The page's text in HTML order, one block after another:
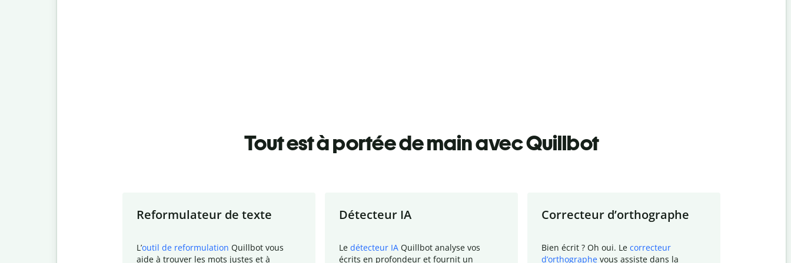
Tout est à portée de main avec Quillbot
Reformulateur de texte
L ’outil de reformulation Quillbot vous
aide à trouver les mots justes et à
Détecteur IA
Le détecteur IA Quillbot analyse vos
écrits en profondeur et fournit un
Correcteur d’orthographe
Bien écrit ? Oh oui. Le correcteur
d’orthographe vous assiste dans la